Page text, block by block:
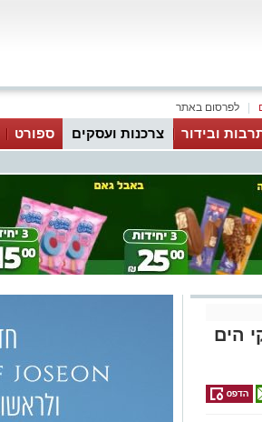
לפרסום באתר
ובידור צרכנות ועסקים ספורט
הים